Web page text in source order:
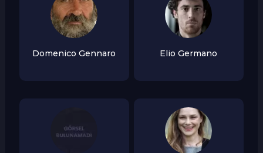
Domenico Gennaro Elio Germano